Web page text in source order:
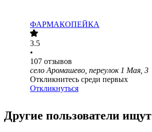
ФАРМАКОПЕЙКА
3.5
•
107 отзывов
село Аромашево, переулок 1 Мая, 3
Откликнитесь среди первых
Откликнуться
Другие пользователи ищут